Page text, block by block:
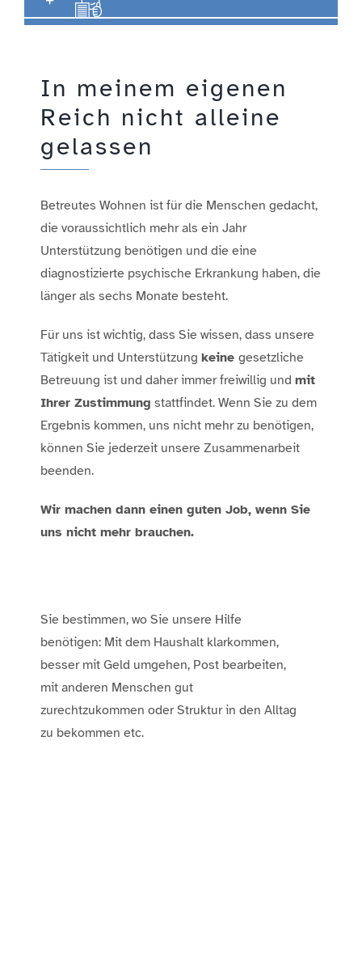
Aktuelles
Jobs
Information
Kontakt
In meinem eigenen
Reich nicht alleine
gelassen
Betreutes Wohnen ist für die Menschen gedacht,
die voraussichtlich mehr als ein Jahr
Unterstützung benötigen und die eine
diagnostizierte psychische Erkrankung haben, die
länger als sechs Monate besteht.
Für uns ist wichtig, dass Sie wissen, dass unsere
Tätigkeit und Unterstützung keine gesetzliche
Betreuung ist und daher immer freiwillig und mit
Ihrer Zustimmung stattfindet. Wenn Sie zu dem
Ergebnis kommen, uns nicht mehr zu benötigen,
können Sie jederzeit unsere Zusammenarbeit
beenden.
Wir machen dann einen guten Job, wenn Sie
uns nicht mehr brauchen.
Sie bestimmen, wo Sie unsere Hilfe
benötigen: Mit dem Haushalt klarkommen,
besser mit Geld umgehen, Post bearbeiten,
mit anderen Menschen gut
zurechtzukommen oder Struktur in den Alltag
zu bekommen etc.